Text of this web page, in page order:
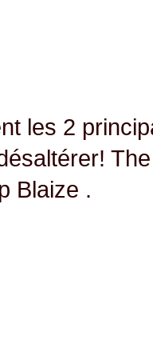
les 2
Blaize .